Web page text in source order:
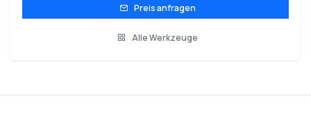
Preis anfragen
Alle Werkzeuge